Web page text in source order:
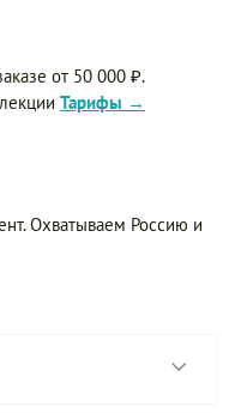
от 50 000 ₽.
Тарифы →
Охватываем Россию и